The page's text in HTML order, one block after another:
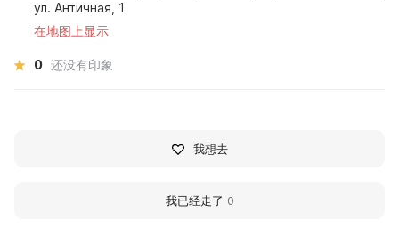
ул. Античная, 1
在地图上显示
0 还没有印象
我想去
我已经走了 0